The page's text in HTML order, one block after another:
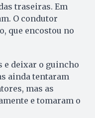
traseiras. Em
O condutor
que encostou no
e deixar o guincho
ainda tentaram
mas as
e tomaram o